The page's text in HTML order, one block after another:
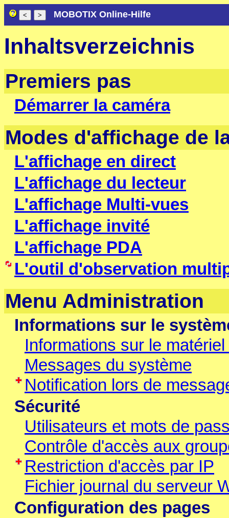
MOBOTIX Online-Hilfe
Inhaltsverzeichnis
Premiers pas
Démarrer la caméra
Modes d'affichage de
L'affichage en direct
L'affichage du lecteur
L'affichage Multi-vues
L'affichage invité
L'affichage PDA
L'outil d'observation
Menu Administration
Informations sur le
Informations sur le
Messages du système
Notification lors de
Sécurité
Utilisateurs et mots de
Contrôle d'accès aux
Restriction d'accès par IP
Fichier journal du serveur
Configuration des pages